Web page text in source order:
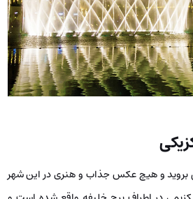
و هیچ عکس جذاب و هنری در این شهر